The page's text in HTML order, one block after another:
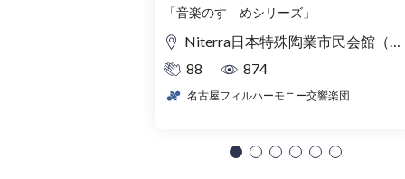
「音楽のすゝめシリーズ」
Niterra日本特殊陶業市民会館（名古屋市民会館） フォレストホール
88
874
名古屋フィルハーモニー交響楽団